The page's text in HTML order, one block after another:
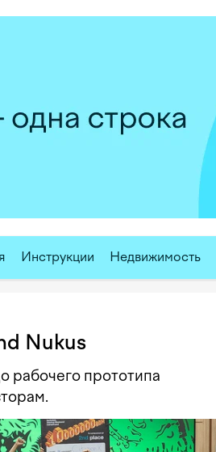
Инструкции Недвижимость
Nukus
рабочего прототипа